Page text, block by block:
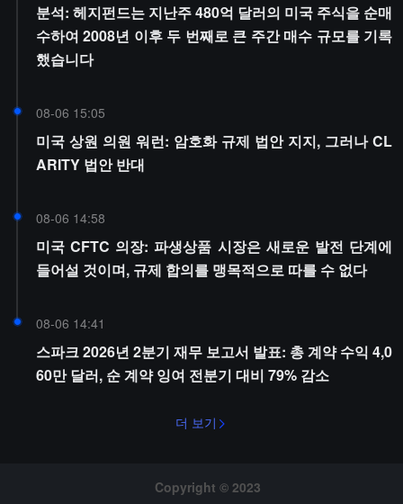
분석: 헤지펀드는 지난주 480억 달러의 미국 주식을 순매
수하여 2008년 이후 두 번째로 큰 주간 매수 규모를 기록
했습니다
08-06 15:05
미국 상원 의원 워런: 암호화 규제 법안 지지, 그러나 CL
ARITY 법안 반대
08-06 14:58
미국 CFTC 의장: 파생상품 시장은 새로운 발전 단계에
들어설 것이며, 규제 합의를 맹목적으로 따를 수 없다
08-06 14:41
스파크 2026년 2분기 재무 보고서 발표: 총 계약 수익 4,0
60만 달러, 순 계약 잉여 전분기 대비 79% 감소
더 보기
Copyright © 2023